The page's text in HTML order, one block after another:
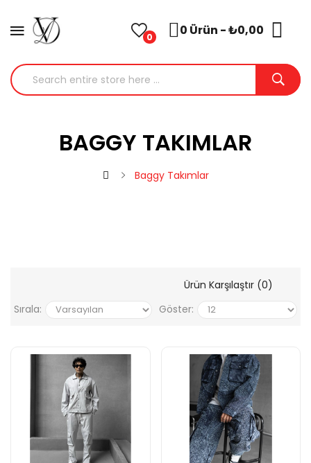
0 0 Ürün - ₺0,00
BAGGY TAKIMLAR
Baggy Takımlar
Ürün Karşılaştır (0)
Sırala:
Göster: